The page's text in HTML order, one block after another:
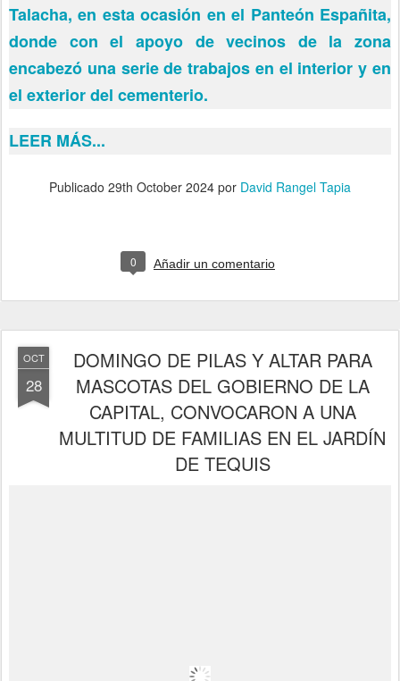
Talacha, en esta ocasión en el Panteón Españita,
donde con el apoyo de vecinos de la zona
encabezó una serie de trabajos en el interior y en
el exterior del cementerio.
LEER MÁS...
Publicado 29th October 2024 por David Rangel Tapia
0 Añadir un comentario
OCT
28
DOMINGO DE PILAS Y ALTAR PARA
MASCOTAS DEL GOBIERNO DE LA
CAPITAL, CONVOCARON A UNA
MULTITUD DE FAMILIAS EN EL JARDÍN
DE TEQUIS